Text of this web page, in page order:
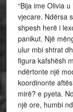
“Bija ime Olivia
vjecare. Ndërsa
shpesh herë i
panikut. Një
ulur mbi shtrat
figura kafshësh
ndërtonte një
koordinonte
mirë? e pyeta.
një ore, humbi